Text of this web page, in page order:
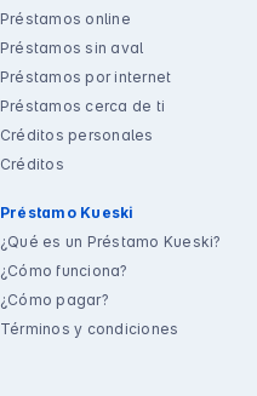
Préstamos online
Préstamos sin aval
Préstamos por internet
Préstamos cerca de ti
Créditos personales
Créditos
Préstamo Kueski
¿Qué es un Préstamo Kueski?
¿Cómo funciona?
¿Cómo pagar?
Términos y condiciones